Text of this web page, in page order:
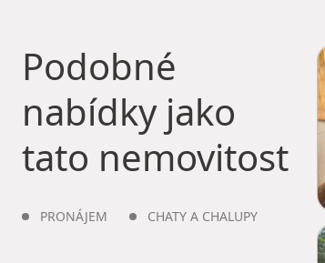
Podobné
nabídky jako
tato nemovitost
PRONÁJEM CHATY A CHALUPY